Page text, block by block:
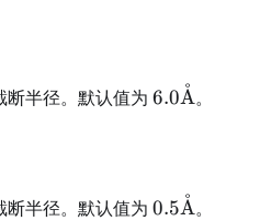
断半径。默认值为 6.0
6.0A
˚。
断半径。默认值为 0.5
0.5A
˚。